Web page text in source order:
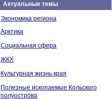
Актуальные темы
Экономика региона
Арктика
Социальная сфера
ЖКХ
Культурная жизнь края
Полезные ископаемые Кольского
полуострова